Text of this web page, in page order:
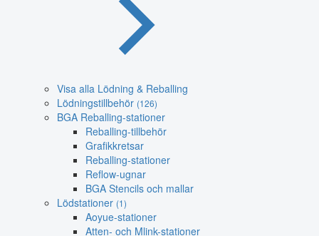
Visa alla Lödning & Reballing
Lödningstillbehör (126)
BGA Reballing-stationer
Reballing-tillbehör
Grafikkretsar
Reballing-stationer
Reflow-ugnar
BGA Stencils och mallar
Lödstationer (1)
Aoyue-stationer
Atten- och Mlink-stationer